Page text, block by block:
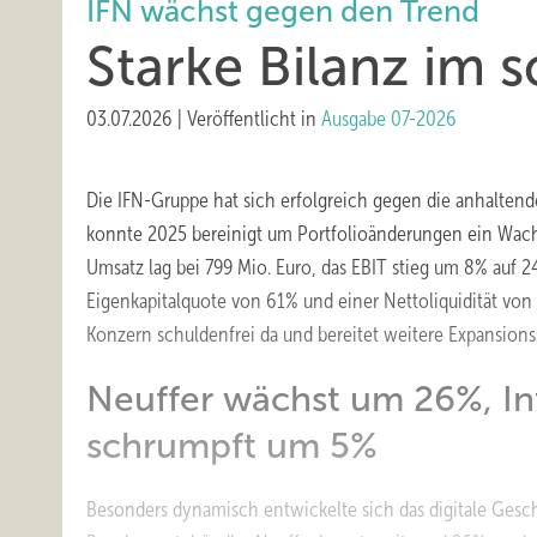
IFN wächst gegen den Trend
Starke Bilanz im
03.07.2026 Veröffentlicht in Ausgabe 07-2026
Die IFN-Gruppe hat sich erfolgreich gegen die
konnte 2025 bereinigt um Portfolioänderungen ein
Umsatz lag bei 799 Mio. Euro, das EBIT stieg um 8% auf
Eigenkapitalquote von 61% und einer Nettoliquidität
Konzern schuldenfrei da und bereitet weitere
Neuffer wächst um 26%,
schrumpft um 5%
Besonders dynamisch entwickelte sich das digitale